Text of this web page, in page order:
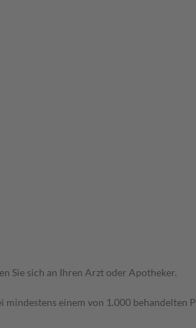
Sie sich an Ihren Arzt oder Apotheker.
einem von 1.000 behandelten